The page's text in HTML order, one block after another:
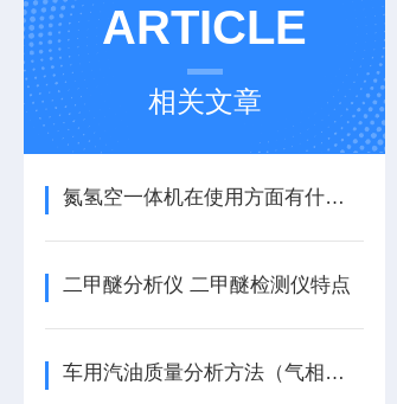
ARTICLE
相关文章
氮氢空一体机在使用方面有什么技巧可言呢？
二甲醚分析仪 二甲醚检测仪特点
车用汽油质量分析方法（气相色谱法）